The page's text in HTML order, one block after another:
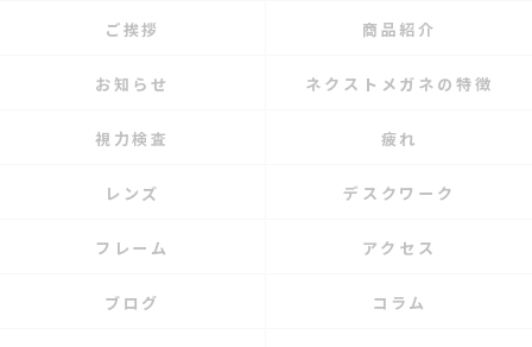
ご挨拶 商品紹介
お知らせ ネクストメガネの特徴
視力検査 疲れ
レンズ デスクワーク
フレーム アクセス
ブログ コラム